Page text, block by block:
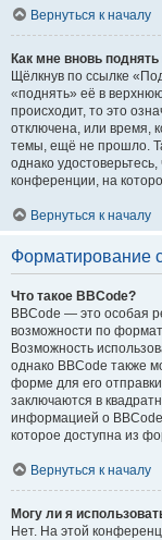
Вернуться к началу
Как мне вновь
Щёлкнув по ссылке
«поднять» её в
происходит, то это
отключена, или время,
темы, ещё не прошло.
однако
конференции, на
Вернуться к началу
Форматирование
Что такое BBCode?
BBCode — это особая
возможности по
Возможность
однако BBCode также
форме для его
заключаются в
информацией о BBCode
которое доступна из
Вернуться к началу
Могу ли я
Нет. На этой